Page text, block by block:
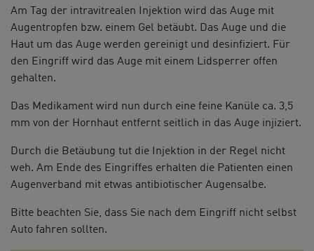
Am Tag der intravitrealen Injektion wird das Auge mit
Augentropfen bzw. einem Gel betäubt. Das Auge und die
Haut um das Auge werden gereinigt und desinfiziert. Für
den Eingriff wird das Auge mit einem Lidsperrer offen
gehalten.
Das Medikament wird nun durch eine feine Kanüle ca. 3,5
mm von der Hornhaut entfernt seitlich in das Auge injiziert.
Durch die Betäubung tut die Injektion in der Regel nicht
weh. Am Ende des Eingriffes erhalten die Patienten einen
Augenverband mit etwas antibiotischer Augensalbe.
Bitte beachten Sie, dass Sie nach dem Eingriff nicht selbst
Auto fahren sollten.